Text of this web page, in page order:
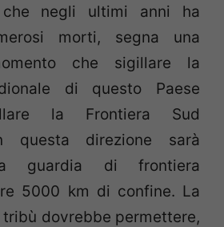
negli ultimi anni ha
morti, segna una
che sigillare la
di questo Paese
la Frontiera Sud
questa direzione sarà
guardia di frontiera
5000 km di confine. La
dovrebbe permettere,